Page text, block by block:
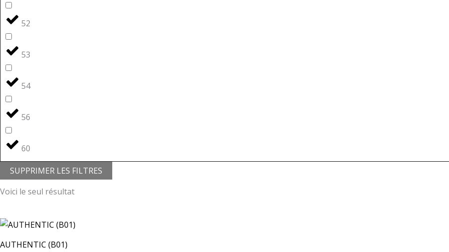
52
53
54
56
60
SUPPRIMER LES FILTRES
Voici le seul résultat
AUTHENTIC (B01)